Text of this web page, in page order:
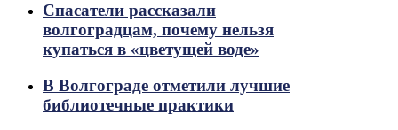
Спасатели рассказали
волгоградцам, почему нельзя
купаться в «цветущей воде»
В Волгограде отметили лучшие
библиотечные практики